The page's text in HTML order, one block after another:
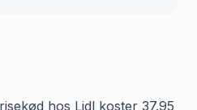
hos Lidl koster 37.95